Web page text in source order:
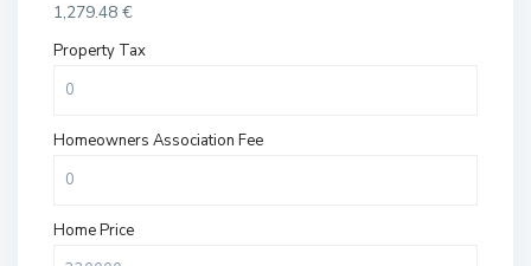
1,279.48 €
Property Tax
Homeowners Association Fee
Home Price